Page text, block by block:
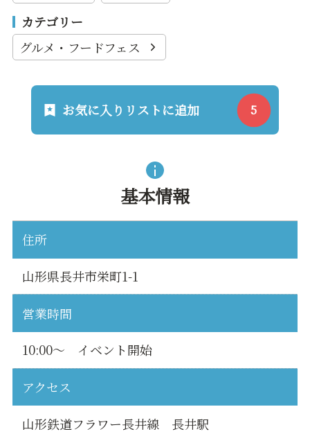
カテゴリー
グルメ・フードフェス
お気に入りリストに追加
基本情報
住所
山形県長井市栄町1-1
営業時間
10:00～ イベント開始
アクセス
山形鉄道フラワー長井線 長井駅